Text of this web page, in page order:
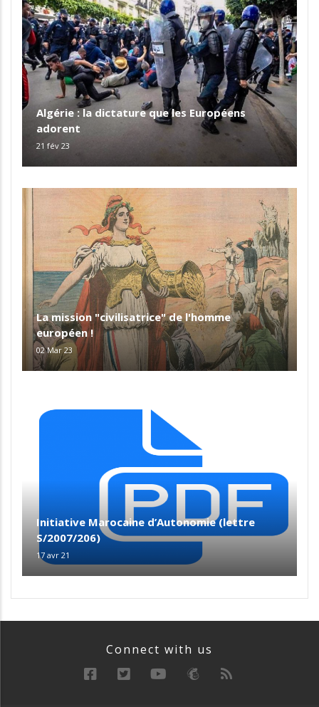
Algérie : la dictature que les Européens
adorent
21 fév 23
La mission "civilisatrice" de l'homme
européen !
02 Mar 23
Initiative Marocaine d’Autonomie (lettre
S/2007/206)
17 avr 21
Connect with us